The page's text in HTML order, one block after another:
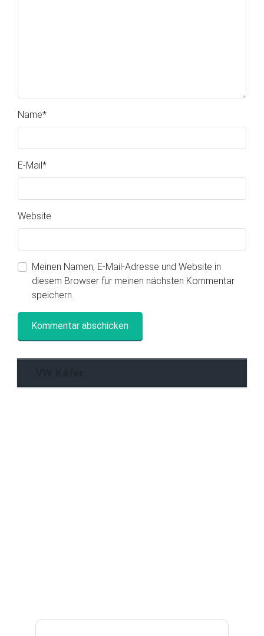
Name*
E-Mail*
Website
Meinen Namen, E-Mail-Adresse und Website in
diesem Browser für meinen nächsten Kommentar
speichern.